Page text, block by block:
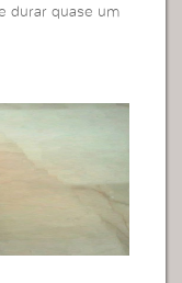
durar quase um